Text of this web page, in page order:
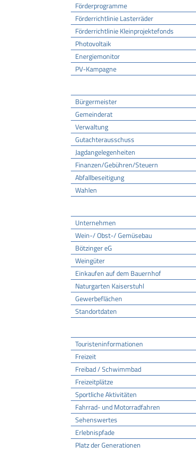
Förderprogramme
Förderrichtlinie Lasterräder
Förderrichtlinie Kleinprojektefonds
Photovoltaik
Energiemonitor
PV-Kampagne
Bürgermeister
Gemeinderat
Verwaltung
Gutachterausschuss
Jagdangelegenheiten
Finanzen/Gebühren/Steuern
Abfallbeseitigung
Wahlen
Unternehmen
Wein-/ Obst-/ Gemüsebau
Bötzinger eG
Weingüter
Einkaufen auf dem Bauernhof
Naturgarten Kaiserstuhl
Gewerbeflächen
Standortdaten
Touristeninformationen
Freizeit
Freibad / Schwimmbad
Freizeitplätze
Sportliche Aktivitäten
Fahrrad- und Motorradfahren
Sehenswertes
Erlebnispfade
Platz der Generationen